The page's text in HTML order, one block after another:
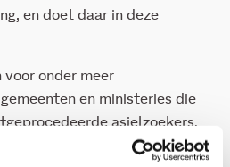
en doet daar in deze
onder meer
en ministeries die
asielzoekers.
gaat KIS in gesprek met